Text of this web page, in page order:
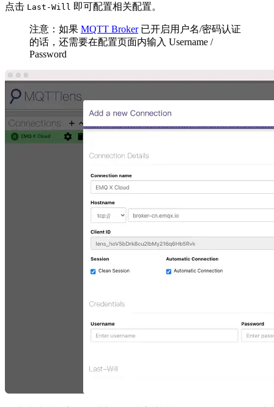
点击 Last-Will 即可配置相关配置。
注意：如果 MQTT Broker已开启用户名/密码认证
的话，还需要在配置页面内输入 Username /
Password